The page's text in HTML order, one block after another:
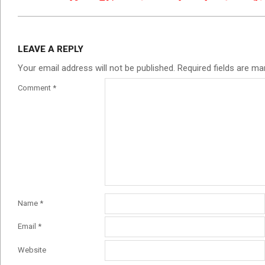
LEAVE A REPLY
Your email address will not be published. Required fields are
Comment *
Name *
Email *
Website